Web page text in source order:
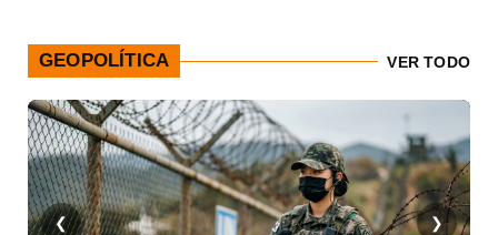
GEOPOLÍTICA VER TODO
❮ ❯